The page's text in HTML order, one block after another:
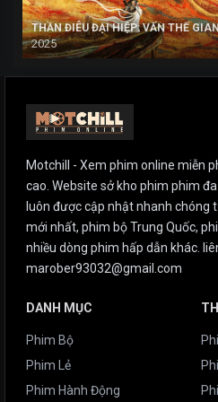
THẦN ĐIÊU ĐẠI HIỆP: VẤN THẾ
2025
Motchill - Xem phim online miễn
cao. Website sở kho phim phim
luôn được cập nhật nhanh chóng
mới nhất, phim bộ Trung Quốc,
nhiều dòng phim hấp dẫn khác.
marober93032@gmail.com
DANH MỤC
Phim Bộ
Phim Lẻ
Phim Hành Động